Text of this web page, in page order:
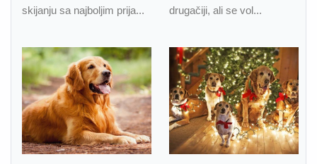
skijanju sa najboljim prija...
drugačiji, ali se vol...